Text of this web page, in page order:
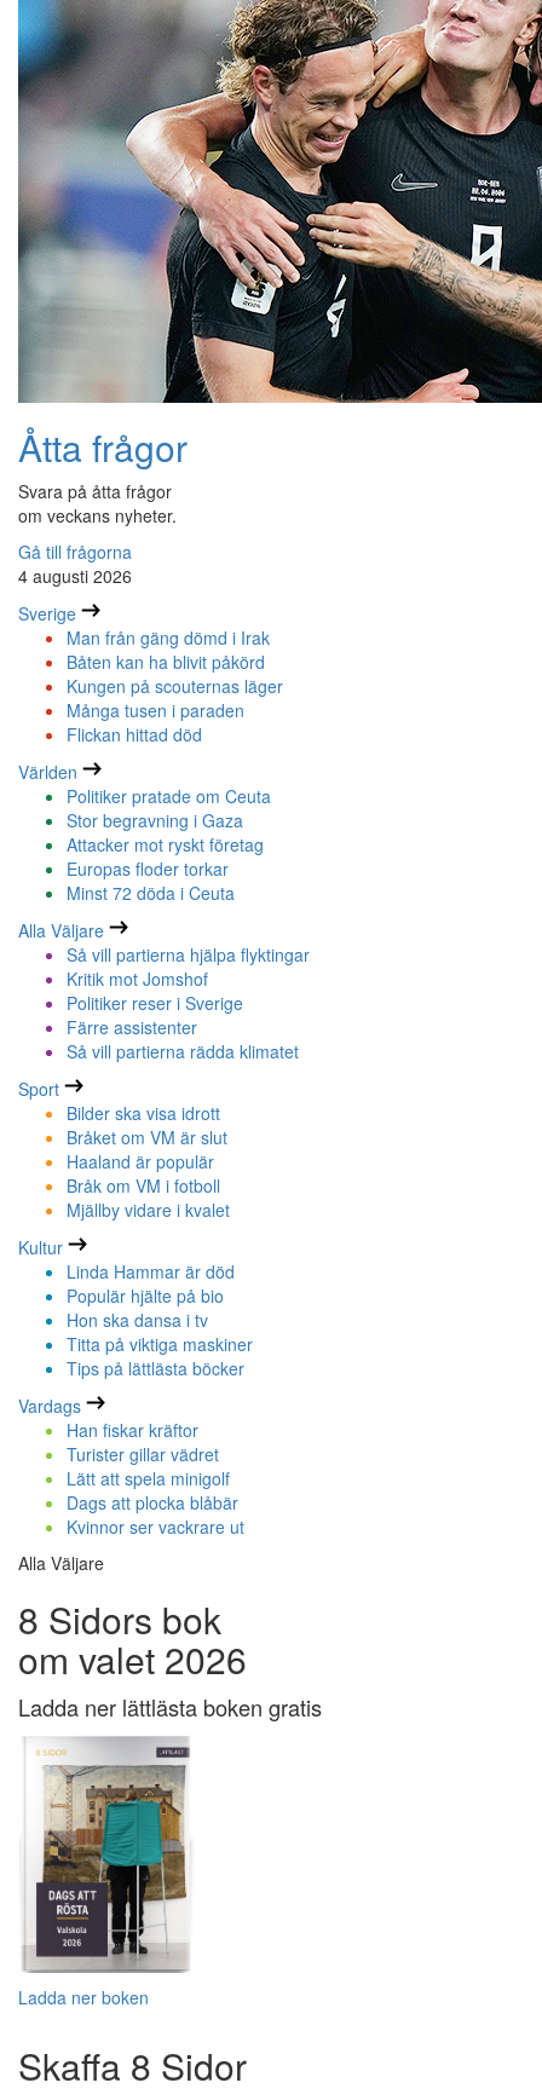
Åtta frågor
Svara på åtta frågor
om veckans nyheter.
Gå till frågorna
4 augusti 2026
Sverige
Man från gäng dömd i Irak
Båten kan ha blivit påkörd
Kungen på scouternas läger
Många tusen i paraden
Flickan hittad död
Världen
Politiker pratade om Ceuta
Stor begravning i Gaza
Attacker mot ryskt företag
Europas floder torkar
Minst 72 döda i Ceuta
Alla Väljare
Så vill partierna hjälpa flyktingar
Kritik mot Jomshof
Politiker reser i Sverige
Färre assistenter
Så vill partierna rädda klimatet
Sport
Bilder ska visa idrott
Bråket om VM är slut
Haaland är populär
Bråk om VM i fotboll
Mjällby vidare i kvalet
Kultur
Linda Hammar är död
Populär hjälte på bio
Hon ska dansa i tv
Titta på viktiga maskiner
Tips på lättlästa böcker
Vardags
Han fiskar kräftor
Turister gillar vädret
Lätt att spela minigolf
Dags att plocka blåbär
Kvinnor ser vackrare ut
Alla Väljare
8 Sidors bok
om valet 2026
Ladda ner lättlästa boken gratis
Ladda ner boken
Skaffa 8 Sidor